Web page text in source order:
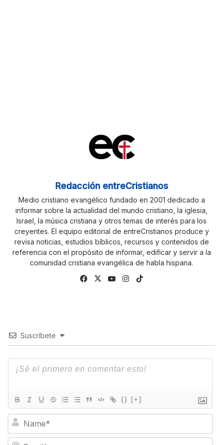
Redacción entreCristianos
Medio cristiano evangélico fundado en 2001 dedicado a
informar sobre la actualidad del mundo cristiano, la iglesia,
Israel, la música cristiana y otros temas de interés para los
creyentes. El equipo editorial de entreCristianos produce y
revisa noticias, estudios bíblicos, recursos y contenidos de
referencia con el propósito de informar, edificar y servir a la
comunidad cristiana evangélica de habla hispana.
Fa
X
Yo
Ins
Suscríbete
{} [+]
m